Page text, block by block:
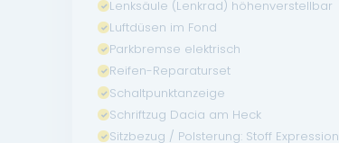
Lenksäule (Lenkrad) höhenverstellbar
Luftdüsen im Fond
Parkbremse elektrisch
Reifen-Reparaturset
Schaltpunktanzeige
Schriftzug Dacia am Heck
Sitzbezug / Polsterung: Stoff Expression